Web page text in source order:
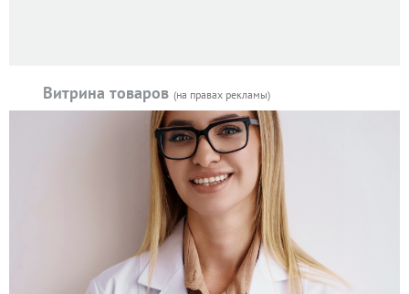
Витрина товаров (на правах рекламы)